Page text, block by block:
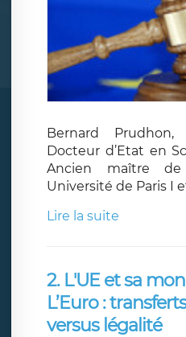
Bernard Prudhon,
Docteur d’Etat en
Ancien maître de
Université de Paris I
Lire la suite
2. L'UE et sa
L’Euro :
versus légalité